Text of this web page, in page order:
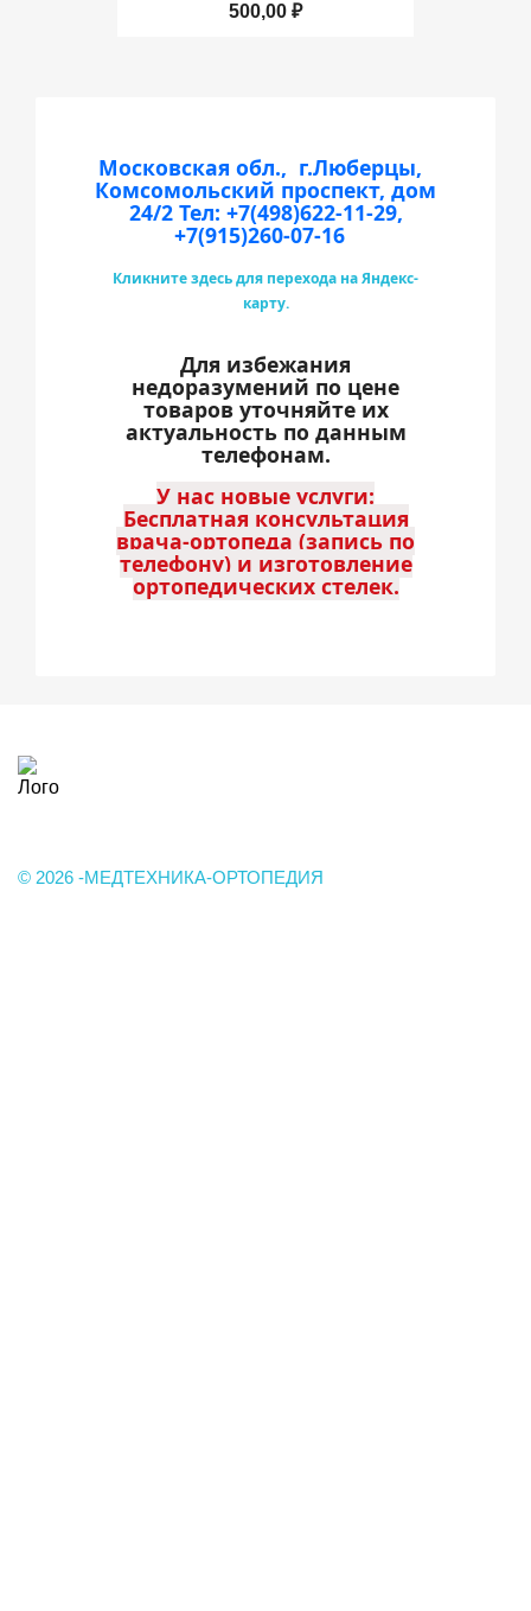
500,00 ₽
Московская обл., г.Люберцы,
Комсомольский проспект, дом
24/2 Тел: +7(498)622-11-29,
+7(915)260-07-16
Кликните здесь для перехода на Яндекс-
карту.
Для избежания
недоразумений по цене
товаров уточняйте их
актуальность по данным
телефонам.
У нас новые услуги:
Бесплатная консультация
врача-ортопеда (запись по
телефону) и изготовление
ортопедических стелек.
Лого
© 2026 -МЕДТЕХНИКА-ОРТОПЕДИЯ